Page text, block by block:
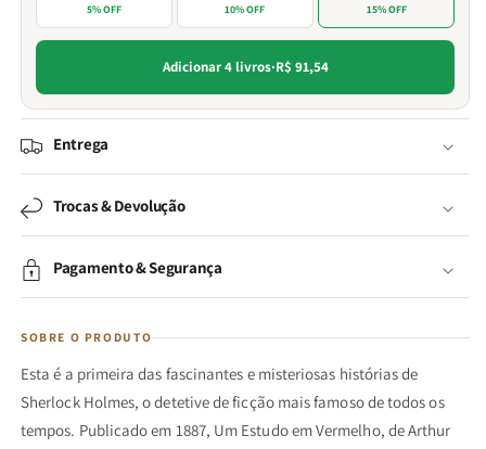
5% OFF 10% OFF 15% OFF
Adicionar 4 livros·R$ 91,54
Entrega
Trocas & Devolução
Pagamento & Segurança
SOBRE O PRODUTO
Esta é a primeira das fascinantes e misteriosas histórias de
Sherlock Holmes, o detetive de ficção mais famoso de todos os
tempos. Publicado em 1887, Um Estudo em Vermelho, de Arthur